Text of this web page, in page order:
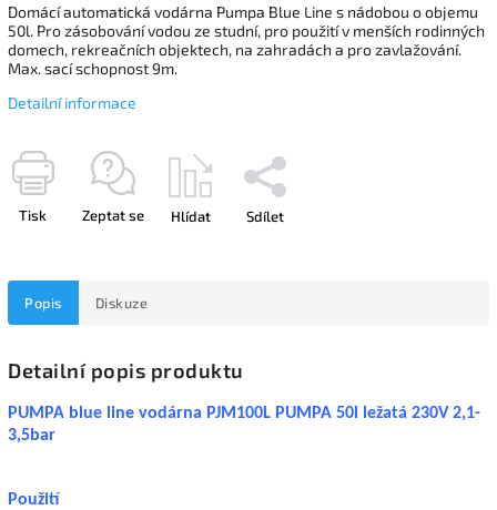
Domácí automatická vodárna Pumpa Blue Line s nádobou o objemu
50l. Pro zásobování vodou ze studní, pro použití v menších rodinných
domech, rekreačních objektech, na zahradách a pro zavlažování.
Max. sací schopnost 9m.
Detailní informace
Tisk Zeptat se Hlídat Sdílet
Popis Diskuze
Detailní popis produktu
PUMPA blue line vodárna PJM100L PUMPA 50l ležatá 230V 2,1-
3,5bar
Použití